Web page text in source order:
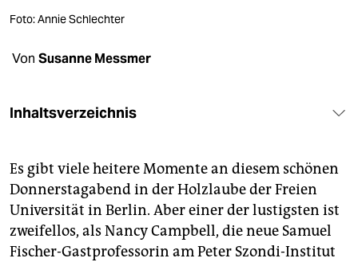
shop
abo
genossenschaft
epaper login
Foto: Annie Schlechter
Von Susanne Messmer
Inhaltsverzeichnis
Es gibt viele heitere Momente an diesem schönen
Donnerstagabend in der Holzlaube der Freien
Universität in Berlin. Aber einer der lustigsten ist
zweifellos, als Nancy Campbell, die neue Samuel
Fischer-Gastprofessorin am Peter Szondi-Institut